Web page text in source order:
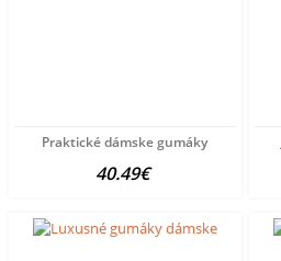
Praktické dámske gumáky
40.49€